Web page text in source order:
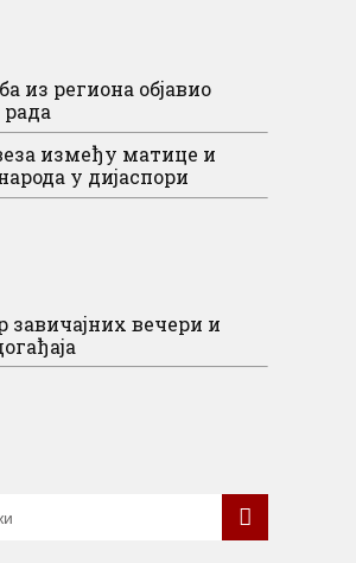
из региона објавио
између матице и
у дијаспори
завичајних вечери и